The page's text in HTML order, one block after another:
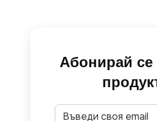
Абонирай се